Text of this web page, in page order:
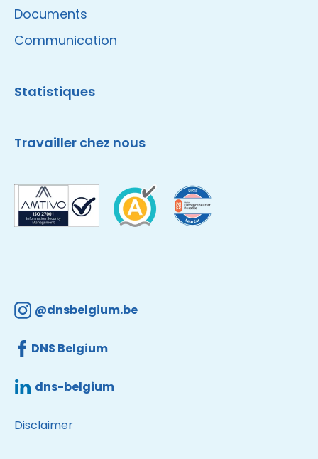
Documents
Communication
Statistiques
Travailler chez nous
@dnsbelgium.be
DNS Belgium
dns-belgium
Disclaimer